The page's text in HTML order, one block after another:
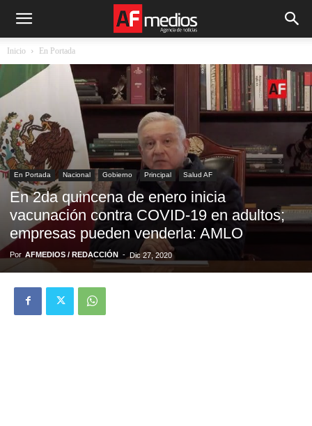
Inicio En Portada
En Portada Nacional Gobierno Principal Salud AF
En 2da quincena de enero inicia
vacunación contra COVID-19 en adultos;
empresas pueden venderla: AMLO
Por AFMEDIOS / REDACCIÓN - Dic 27, 2020